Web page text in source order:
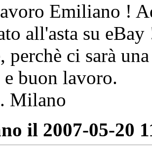
Emiliano !
all'asta su
perchè ci sarà
buon lavoro.
Milano
il 2007-05-20